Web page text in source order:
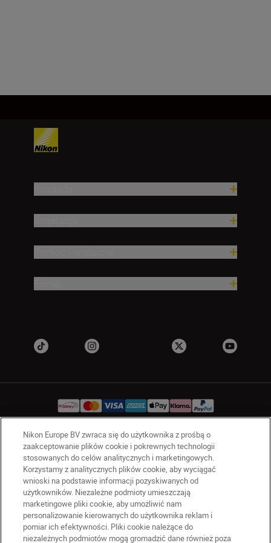
PL Nikon Sites
Skontaktuj się z nami
Oświadczenie dotyczące prywatności
Warunki użytkowania
Warunki korzystania z Nikon Store
Komunikat dotyczący plików cookie
Dostępność
Ustawienia plików cookie
Nikon Europe BV zwraca się do użytkownika z prośbą o
zaakceptowanie plików cookie i pokrewnych technologii
stosowanych do celów analitycznych i marketingowych.
Korzystamy z analitycznych plików cookie, aby wyciągać
wnioski na podstawie informacji pozyskiwanych od
użytkowników. Niezależne podmioty umieszczają
marketingowe pliki cookie, aby umożliwić nam
personalizowanie kierowanych do użytkownika reklam i
pomiar ich efektywności. Pliki cookie należące do
niezależnych podmiotów mogą gromadzić dane również poza